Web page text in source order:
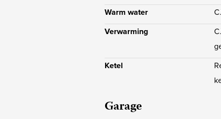
Warm water
Verwarming
Ketel
Garage